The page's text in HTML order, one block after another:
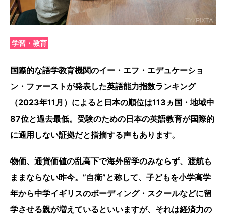
学習・教育
国際的な語学教育機関のイー・エフ・エデュケーショ
ン・ファーストが発表した英語能力指数ランキング
（2023年11月）によると日本の順位は113ヵ国・地域中
87位と過去最低。受験のための日本の英語教育が国際的
に通用しない証拠だと指摘する声もあります。
物価、通貨価値の乱高下で海外留学のみならず、渡航も
ままならない昨今。”自衛”と称して、子どもを小学高学
年から中学イギリスのボーディング・スクールなどに留
学させる親が増えているといいますが、それは経済力の